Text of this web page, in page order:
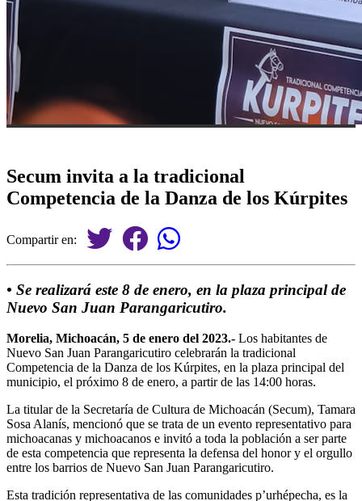
Secum invita a la tradicional
Competencia de la Danza de los Kúrpites
Compartir en:
• Se realizará este 8 de enero, en la plaza principal de
Nuevo San Juan Parangaricutiro.
Morelia, Michoacán, 5 de enero del 2023.- Los habitantes de
Nuevo San Juan Parangaricutiro celebrarán la tradicional
Competencia de la Danza de los Kúrpites, en la plaza principal del
municipio, el próximo 8 de enero, a partir de las 14:00 horas.
La titular de la Secretaría de Cultura de Michoacán (Secum), Tamara
Sosa Alanís, mencionó que se trata de un evento representativo para
michoacanas y michoacanos e invitó a toda la población a ser parte
de esta competencia que representa la defensa del honor y el orgullo
entre los barrios de Nuevo San Juan Parangaricutiro.
Esta tradición representativa de las comunidades p’urhépecha, es la